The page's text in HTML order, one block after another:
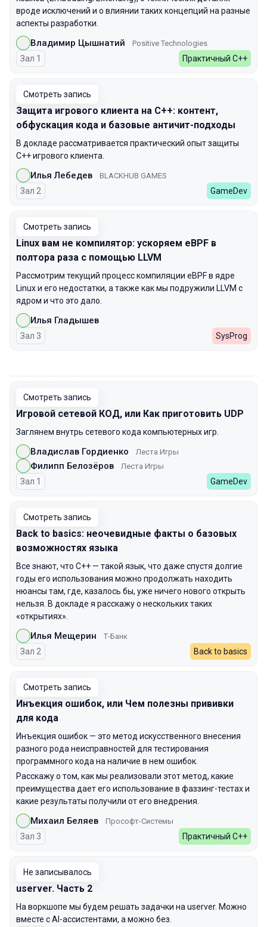
вроде исключений и о влиянии таких концепций на разные
аспекты разработки.
Владимир Цышнатий Positive Technologies
Зал 1 Практичный С++
Смотреть запись
Защита игрового клиента на C++: контент,
обфускация кода и базовые античит-подходы
В докладе рассматривается практический опыт защиты
C++ игрового клиента.
Илья Лебедев BLACKHUB GAMES
Зал 2 GameDev
Смотреть запись
Linux вам не компилятор: ускоряем eBPF в
полтора раза с помощью LLVM
Рассмотрим текущий процесс компиляции eBPF в ядре
Linux и его недостатки, а также как мы подружили LLVM с
ядром и что это дало.
Илья Гладышев
Зал 3 SysProg
Смотреть запись
Игровой сетевой КОД, или Как приготовить UDP
Заглянем внутрь сетевого кода компьютерных игр.
Владислав Гордиенко Леста Игры
Филипп Белозёров Леста Игры
Зал 1 GameDev
Смотреть запись
Back to basics: неочевидные факты о базовых
возможностях языка
Все знают, что C++ — такой язык, что даже спустя долгие
годы его использования можно продолжать находить
нюансы там, где, казалось бы, уже ничего нового открыть
нельзя. В докладе я расскажу о нескольких таких
«открытиях».
Илья Мещерин Т-Банк
Зал 2 Back to basics
Смотреть запись
Инъекция ошибок, или Чем полезны прививки
для кода
Инъекция ошибок — это метод искусственного внесения
разного рода неисправностей для тестирования
программного кода на наличие в нем ошибок.
Расскажу о том, как мы реализовали этот метод, какие
преимущества дает его использование в фаззинг-тестах и
какие результаты получили от его внедрения.
Михаил Беляев Прософт-Системы
Зал 3 Практичный С++
Не записывалось
userver. Часть 2
На воркшопе мы будем решать задачки на userver. Можно
вместе с AI-ассистентами, а можно без.